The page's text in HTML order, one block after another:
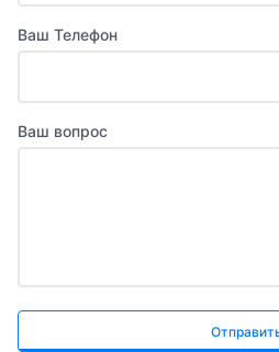
Ваш Телефон
Ваш вопрос